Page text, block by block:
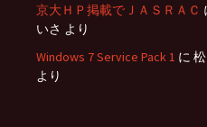
京大ＨＰ掲載でＪＡＳＲＡＣ
いさ より
Windows 7 Service Pack 1 に
より